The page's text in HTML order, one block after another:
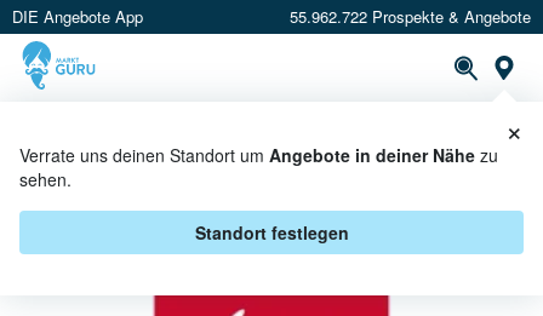
DIE Angebote App 55.962.722 Prospekte & Angebote
Verrate uns deinen Standort um Angebote in deiner Nähe zu
sehen.
Standort festlegen
×
MELITTA BEI AEZ - ANGEBOTE &